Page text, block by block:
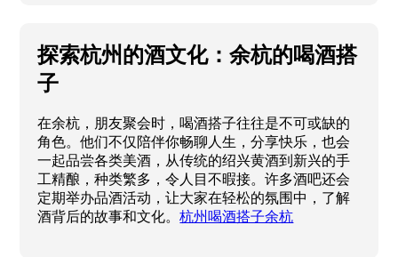
探索杭州的酒文化：余杭的喝酒搭
子
在余杭，朋友聚会时，喝酒搭子往往是不可或缺的
角色。他们不仅陪伴你畅聊人生，分享快乐，也会
一起品尝各类美酒，从传统的绍兴黄酒到新兴的手
工精酿，种类繁多，令人目不暇接。许多酒吧还会
定期举办品酒活动，让大家在轻松的氛围中，了解
酒背后的故事和文化。杭州喝酒搭子余杭